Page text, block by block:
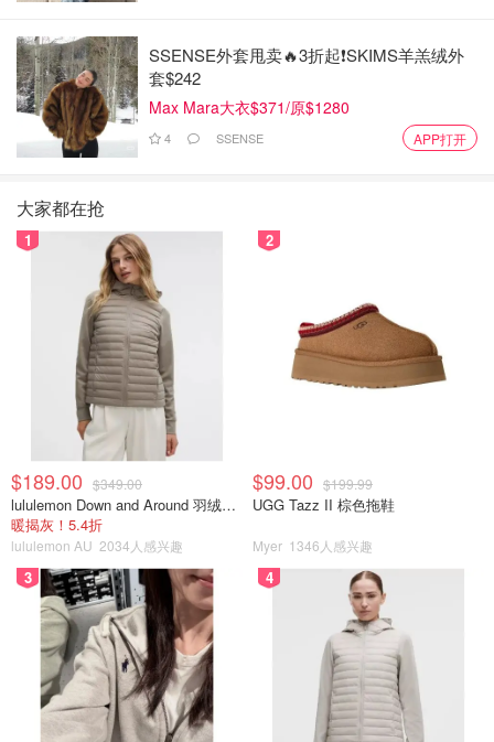
SSENSE外套甩卖🔥3折起❗SKIMS羊羔绒外
套$242
Max Mara大衣$371/原$1280
4 SSENSE APP打开
大家都在抢
1
$189.00 $349.00
lululemon Down and Around 羽绒夹克
暖揭灰！5.4折
lululemon AU 2034人感兴趣
2
$99.00 $199.99
UGG Tazz II 棕色拖鞋
Myer 1346人感兴趣
3 4